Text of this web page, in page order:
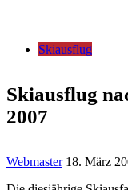
Skiausflug
Skiausflug
2007
Webmaster 18. März